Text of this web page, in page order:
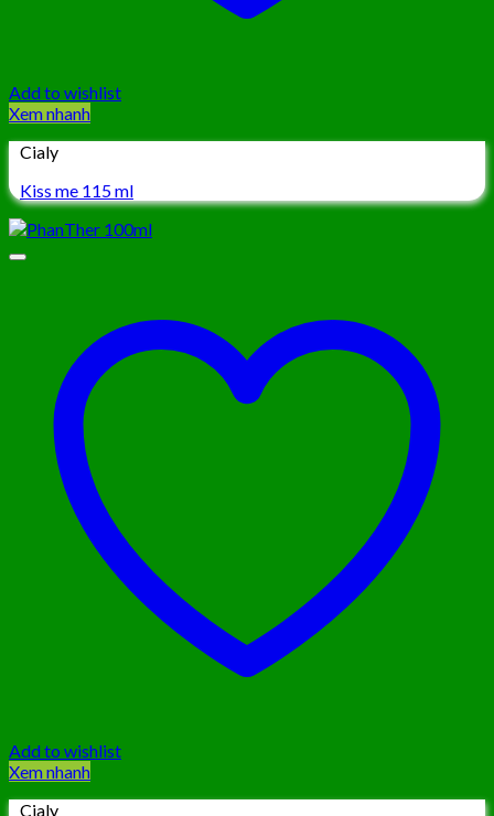
Add to wishlist
Xem nhanh
Cialy
Kiss me 115 ml
Add to wishlist
Xem nhanh
Cialy